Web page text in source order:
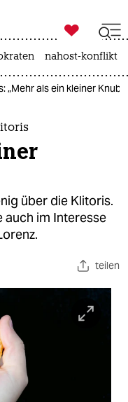

taz zahl ich
nahost-konflikt
als ein kleiner
über die Klitoris.
auch im Interesse
teilen